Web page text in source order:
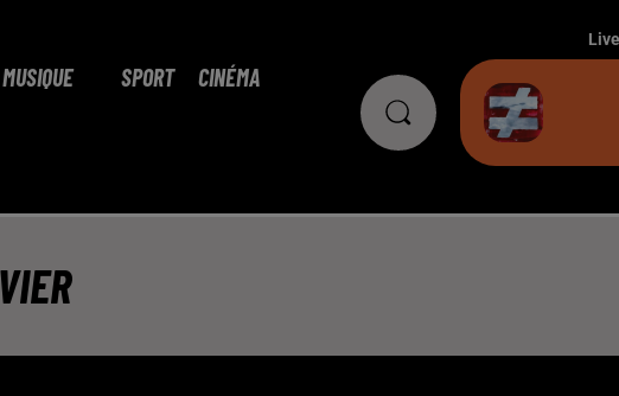
MUSIQUE SPORT CINÉMA